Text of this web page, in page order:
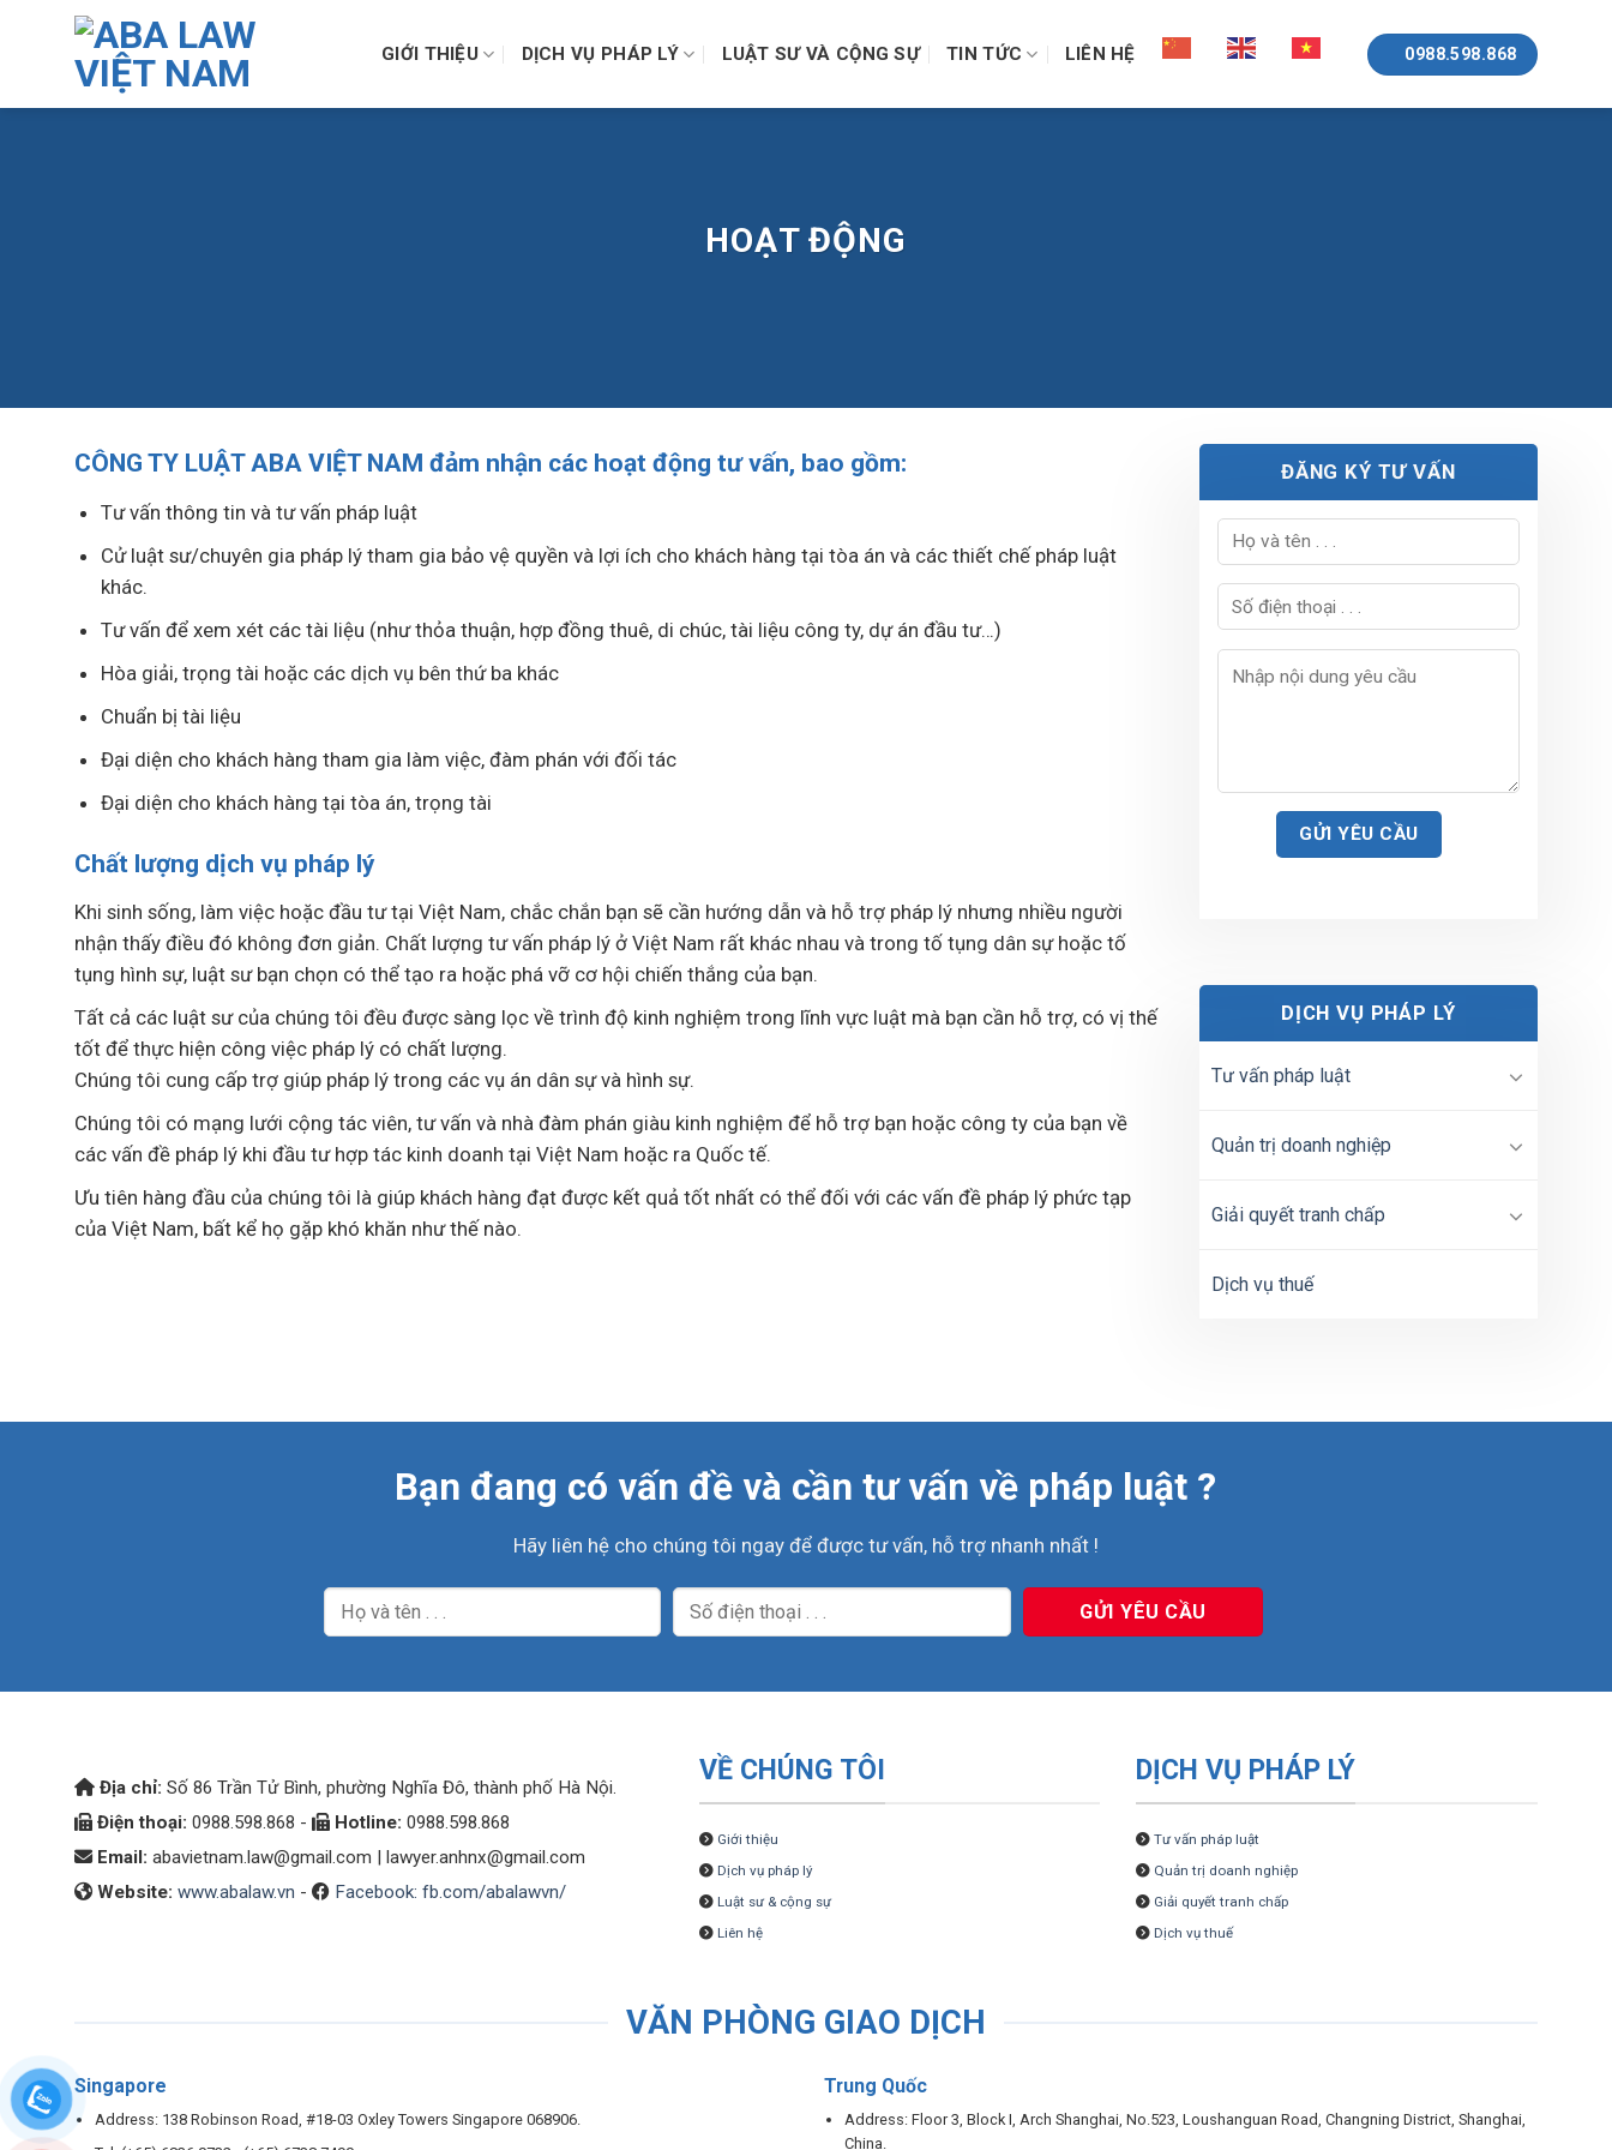
GIỚI THIỆU DỊCH VỤ PHÁP LÝ LUẬT SƯ VÀ CỘNG SỰ TIN TỨC LIÊN HỆ 0988.598.868
HOẠT ĐỘNG
CÔNG TY LUẬT ABA VIỆT NAM đảm nhận các hoạt động tư vấn, bao gồm:
Tư vấn thông tin và tư vấn pháp luật
Cử luật sư/chuyên gia pháp lý tham gia bảo vệ quyền và lợi ích cho khách hàng tại tòa án và các thiết chế pháp luật
khác.
Tư vấn để xem xét các tài liệu (như thỏa thuận, hợp đồng thuê, di chúc, tài liệu công ty, dự án đầu tư…)
Hòa giải, trọng tài hoặc các dịch vụ bên thứ ba khác
Chuẩn bị tài liệu
Đại diện cho khách hàng tham gia làm việc, đàm phán với đối tác
Đại diện cho khách hàng tại tòa án, trọng tài
Chất lượng dịch vụ pháp lý
Khi sinh sống, làm việc hoặc đầu tư tại Việt Nam, chắc chắn bạn sẽ cần hướng dẫn và hỗ trợ pháp lý nhưng nhiều người
nhận thấy điều đó không đơn giản. Chất lượng tư vấn pháp lý ở Việt Nam rất khác nhau và trong tố tụng dân sự hoặc tố
tụng hình sự, luật sư bạn chọn có thể tạo ra hoặc phá vỡ cơ hội chiến thắng của bạn.
Tất cả các luật sư của chúng tôi đều được sàng lọc về trình độ kinh nghiệm trong lĩnh vực luật mà bạn cần hỗ trợ, có vị thế
tốt để thực hiện công việc pháp lý có chất lượng.
Chúng tôi cung cấp trợ giúp pháp lý trong các vụ án dân sự và hình sự.
Chúng tôi có mạng lưới cộng tác viên, tư vấn và nhà đàm phán giàu kinh nghiệm để hỗ trợ bạn hoặc công ty của bạn về
các vấn đề pháp lý khi đầu tư hợp tác kinh doanh tại Việt Nam hoặc ra Quốc tế.
Ưu tiên hàng đầu của chúng tôi là giúp khách hàng đạt được kết quả tốt nhất có thể đối với các vấn đề pháp lý phức tạp
của Việt Nam, bất kể họ gặp khó khăn như thế nào.
ĐĂNG KÝ TƯ VẤN
DỊCH VỤ PHÁP LÝ
Tư vấn pháp luật
Quản trị doanh nghiệp
Giải quyết tranh chấp
Dịch vụ thuế
Bạn đang có vấn đề và cần tư vấn về pháp luật ?
Hãy liên hệ cho chúng tôi ngay để được tư vấn, hỗ trợ nhanh nhất !
Địa chỉ: Số 86 Trần Tử Bình, phường Nghĩa Đô, thành phố Hà Nội.
Điện thoại: 0988.598.868 - Hotline: 0988.598.868
Email: abavietnam.law@gmail.com | lawyer.anhnx@gmail.com
Website: www.abalaw.vn - Facebook: fb.com/abalawvn/
VỀ CHÚNG TÔI
Giới thiệu
Dịch vụ pháp lý
Luật sư & cộng sự
Liên hệ
DỊCH VỤ PHÁP LÝ
Tư vấn pháp luật
Quản trị doanh nghiệp
Giải quyết tranh chấp
Dịch vụ thuế
VĂN PHÒNG GIAO DỊCH
Singapore
Address: 138 Robinson Road, #18-03 Oxley Towers Singapore 068906.
Trung Quốc
Address: Floor 3, Block I, Arch Shanghai, No.523, Loushanguan Road, Changning District, Shanghai,
China.